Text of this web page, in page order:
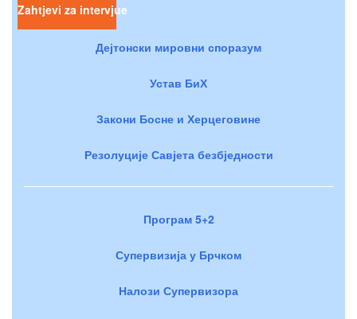
Zahtjevi za intervjue
Дејтонски мировни споразум
Устав БиХ
Закони Босне и Херцеговине
Резолуције Савјета безбједности
Програм 5+2
Супервизија у Брчком
Налози Супервизора